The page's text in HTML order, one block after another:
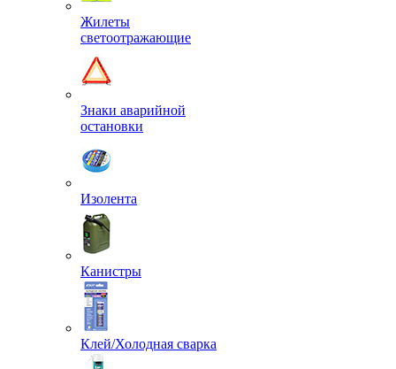
Жилеты
светоотражающие
Знаки аварийной
остановки
Изолента
Канистры
Клей/Холодная сварка